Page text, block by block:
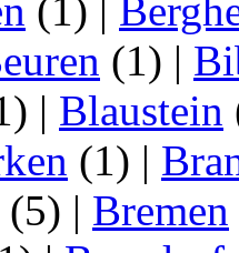
(1) |
(1) |
| Blaustein
(1) |
(5) | Bremen